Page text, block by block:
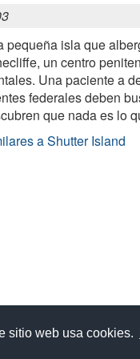
sitio web usa cookies.
pequeña isla que
un centro
Una paciente a
federales deben
que nada es lo
a Shutter Island
Ayuda